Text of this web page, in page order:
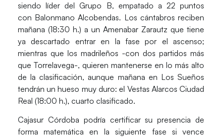
siendo líder del Grupo B, empatado a 22 puntos
con Balonmano Alcobendas. Los cántabros reciben
mañana (18:30 h.) a unAmenabar Zarautzque tiene
ya descartado entrar en la fase por el ascenso;
mientras que los madrileños -con dos partidos más
que Torrelavega-, quieren mantenerse en lo más alto
de la clasificación, aunque mañana en Los Sueños
tendrán un hueso muy duro: el Vestas Alarcos Ciudad
Real (18:00 h.), cuarto clasificado.
Cajasur Córdoba podría certificar su presencia de
forma matemática en la siguiente fase si vence